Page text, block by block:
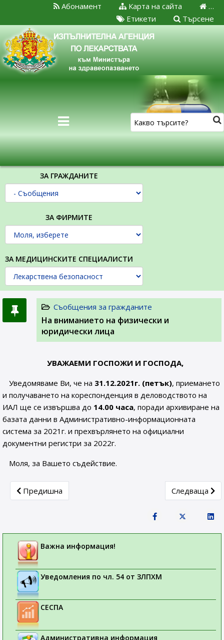
…
Карта на сайта
Абонамент
Търсене
Етикети
ЗА ГРАЖДАНИТЕ
ЗА ФИРМИТЕ
ЗА МЕДИЦИНСКИТЕ СПЕЦИАЛИСТИ
Съобщения за гражданите
На вниманието на физически и
юридически лица
УВАЖАЕМИ ГОСПОЖИ И ГОСПОДА,
Уведомяваме Ви, че на 31.12.2021г. (петък), приемането
и получаването на кореспонденция в деловодството на
ИАЛ ще се извършва до 14.00 часа, поради архивиране на
базата данни в Административно-информационната
система за 2021г. и прехвърлянето на официални
документни регистри за 2022г.
Моля, за Вашето съдействие.
Previous article: Актуална информация за работата на
Предишна Next article:
Следваща
Важна информация!
Уведомления по чл. 54 от ЗЛПХМ
СЕСПА
Административна информация